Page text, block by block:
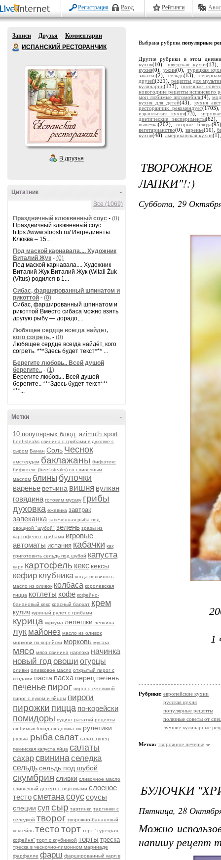
Регистрация Вход Рейтинги
Записи Друзья
Комментарии
ИСПАНСКИЙ РЕСТОРАНЧИК
В друзья
-
Цитатник
Все (1069)
Праздничный клюквенный соус - (0)
Праздничный клюквенный соус
https://www.sloosh.ru/ Ингредиенты:
Клюква – 15...
Под маской карнавала.... Художник
Виталий Жук - (0)
Под маской карнавала.... Художник
Виталий Жук Виталий Жук (Witali Żuk
(Vitus) родился в 1...
Сибас, фаршированный шпинатом и
рикоттой - (0)
Сибас, фаршированный шпинатом и
рикоттой Вместо сибаса можно взять
другую рыбу — дорадо,...
Любящее сердце всегда найдёт,
кого согреть. - (0)
Любящее сердце всегда найдёт, кого
согреть. ***Здесь будет текст*** ...
Берегите любовь.. Всей душой
берегите.. - (1)
Берегите любовь.. Всей душой
берегите.. ***Здесь будет текст***
***...
-
Метки
10 популярных блюд. azimuth sport
beef-stеаks cвинина с грибами в духовке с
сыром Банан Соль Чеснок
амстердам баклажаны бифштекс
бифштекс (beef-stеаks) со сливочным
маслом блины булочки
варенье ветчина вишня вулкан
говядина готовим мусаку грибы
духовка ежевика завтрак
запеканка запечённая рыба под
овощной "шубой" зелень зразы из
картофеля с грибами игровые
автоматы испания кабачки как
приготовить сельдь под шубой капуста
карп картофель кекс кексы
кефир клубника когда появилось
масло из оливок колбаса королевская
пицца котлеты кофе кофейно-
банановый кекс красный бархат крем
кулич куриный рулет с грибами
курица куркума лепешки лепнина
лук майонез масло из оливок
моркови по-корейски морковь мусака
мясо мясо свинина нарезка начинка
новый годовощи огурцы
оливки оливковое масло открытый пирог с
ягодами паста пасха перец печень
печенье пирог пирог с ежевикой
пирог с луком и яйцом пироги
пирожки пицца по-корейски
помидоры пудинг рататуй рецепты
любимых блюд людовика xiv рулетики
рулька рыба салат салат тунец
пекинская капуста яйца салаты
сахарсвининаселедка
сельдьсельдь под шубой
скумбрия сливки сливочное масло
сливочный десерт с персиками слоеное
тестосметанасоуссоусы
специи суп сыр тартинки тартинки с
селёдкой творог творожно-банановый
коктейль тестоторт торт "турецкая
кофейня" торт с клубникой торты треска
треска в чесночно-лимонном маринаде
фарфалле фарш фаршированный карп в
Выбрана рубрика популярные
Другие рубрики в этом
кухня(10), шведская кухня
кухня(0),ужин(0), турецкая
закатки(2),сельдь(13),
друзей(321),рецепты для
кулинарии(133),полезные
новогодние рецепты испанского
мои любимые автомобили(4),
кухня для детей(43), кухня
ресторанчик рекомендует
израильская кухня(73),
диетические эксперименты(62),
выпечка(202),вторые блюда
вегетарианство(0), варенье(10),
кухня(48), американская кухня
ЛАПКИ"!:)
Суббота, 29
1
Рубрики: европейские кухни
русская кухня
популярные рецепты
полезные советы от
лучшие кулинарные
Метки: творожное печенье
БУЛОЧКИ
Пятница, 28
Можно
напишу рецепт